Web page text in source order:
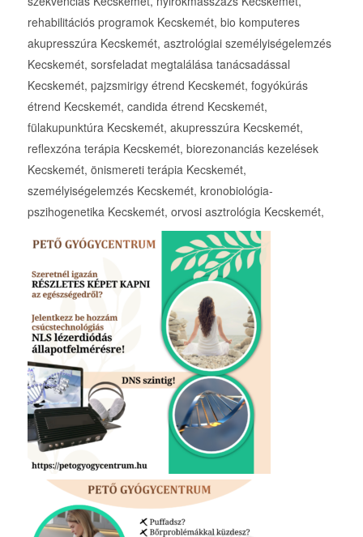
rehabilitációs programok Kecskemét, bio komputeres
akupresszúra Kecskemét, asztrológiai személyiségelemzés
Kecskemét, sorsfeladat megtalálása tanácsadással
Kecskemét, pajzsmirigy étrend Kecskemét, fogyókúrás
étrend Kecskemét, candida étrend Kecskemét,
fülakupunktúra Kecskemét, akupresszúra Kecskemét,
reflexzóna terápia Kecskemét, biorezonanciás kezelések
Kecskemét, önismereti terápia Kecskemét,
személyiségelemzés Kecskemét, kronobiológia-
pszihogenetika Kecskemét, orvosi asztrológia Kecskemét,